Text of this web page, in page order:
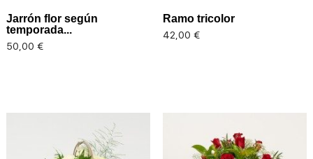
Jarrón flor según
temporada...
Precio
50,00 €
Ramo tricolor
Precio
42,00 €